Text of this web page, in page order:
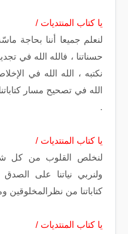
يا كتاب المنتديات /
لنعلم جميعا أننا بحاجة
حسناتنا ، فالله الله في
نكتبه ، الله الله في
الله في تصحيح مسار
.
يا كتاب المنتديات /
لنخلص القلوب من كل
ولنربي نياتنا على
كتاباتنا من نظرالمخلوقين
يا كتاب المنتديات /